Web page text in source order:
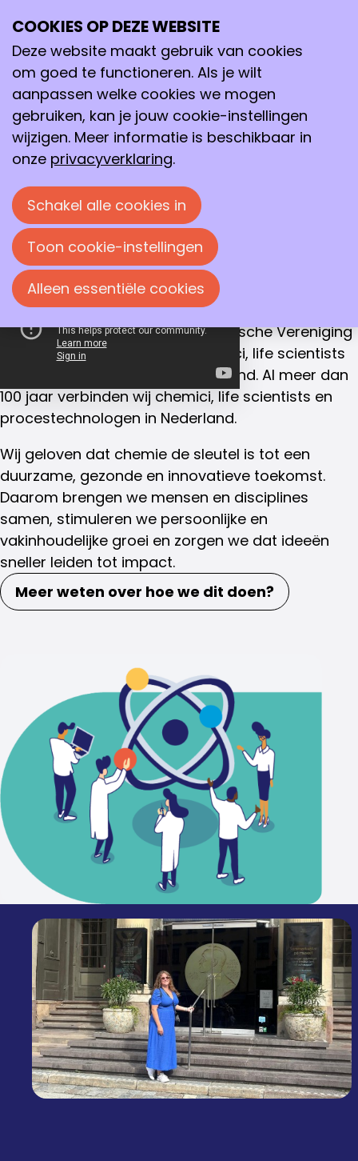
Samenwerken aan
een betere
toekomst
Met dat doel verenigen we chemici, life
scientists en procestechnologen in
Sluit je ook aan!
ONZE MISSIE
Samenwerking is de sleutel naar succes
De Koninklijke Nederlandse Chemische Vereniging
(KNCV) is hét netwerk van chemici, life scientists
en procestechnologen in Nederland. Al meer dan
100 jaar verbinden wij chemici, life scientists en
procestechnologen in Nederland.
Wij geloven dat chemie de sleutel is tot een
duurzame, gezonde en innovatieve toekomst.
Daarom brengen we mensen en disciplines
samen, stimuleren we persoonlijke en
vakinhoudelijke groei en zorgen we dat ideeën
sneller leiden tot impact.
Meer weten over hoe we dit doen?
COOKIES OP DEZE WEBSITE
Deze website maakt gebruik van cookies
om goed te functioneren. Als je wilt
aanpassen welke cookies we mogen
gebruiken, kan je jouw cookie-instellingen
wijzigen. Meer informatie is beschikbaar in
onze privacyverklaring.
Schakel alle cookies in
Toon cookie-instellingen
Alleen essentiële cookies